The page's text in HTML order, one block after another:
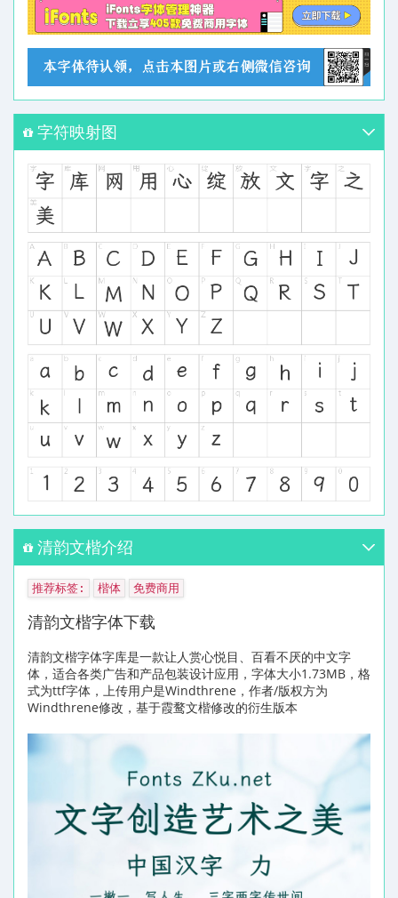
字符映射图
清韵文楷介绍
推荐标签: 楷体 免费商用
清韵文楷字体下载
清韵文楷字体字库是一款让人赏心悦目、百看不厌的中文字
体，适合各类广告和产品包装设计应用，字体大小1.73MB，格
式为ttf字体，上传用户是Windthrene，作者/版权方为
Windthrene修改，基于霞鹜文楷修改的衍生版本